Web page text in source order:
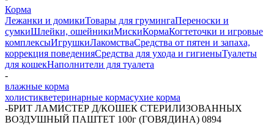
Корма
Лежанки и домикиТовары для грумингаПереноски и
сумкиШлейки, ошейникиМискиКормаКогтеточки и игровые
комплексыИгрушкиЛакомстваСредства от пятен и запаха,
коррекция поведенияСредства для ухода и гигиеныТуалеты
для кошекНаполнители для туалета
-
влажные корма
холистикветеринарные кормасухие корма
-БРИТ ЛАМИСТЕР Д/КОШЕК СТЕРИЛИЗОВАННЫХ
ВОЗДУШНЫЙ ПАШТЕТ 100г (ГОВЯДИНА) 0894